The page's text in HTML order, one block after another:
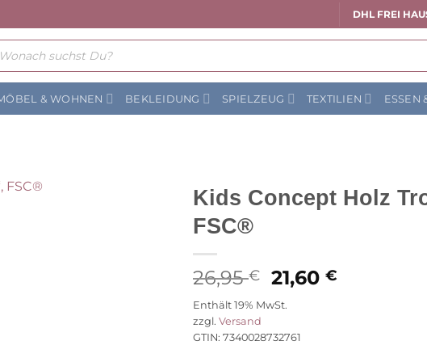
DHL FREI
& WOHNEN BEKLEIDUNG SPIELZEUG TEXTILIEN ESSEN
Kids Concept Holz
FSC®
26,95€
Ursprünglicher
Preis
war:
26,95 €
21,60€
Enthält 19% MwSt.
zzgl. Versand
GTIN: 7340028732761